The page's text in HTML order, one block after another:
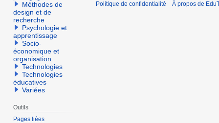
Méthodes de
design et de
recherche
Psychologie et
apprentissage
Socio-
économique et
organisation
Technologies
Technologies
éducatives
Variées
Outils
Pages liées
Politique de confidentialité À propos de